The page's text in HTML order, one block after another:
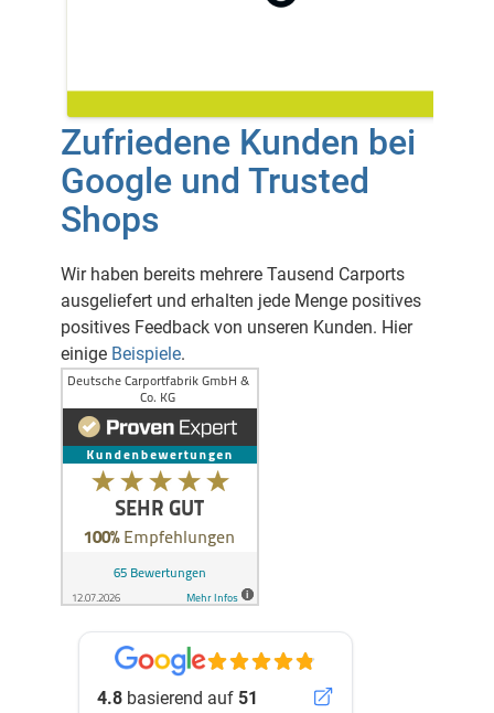
Zufriedene Kunden bei
Google und Trusted
Shops
Wir haben bereits mehrere Tausend Carports
ausgeliefert und erhalten jede Menge positives
positives Feedback von unseren Kunden. Hier
einige Beispiele.
4.8 basierend auf 51